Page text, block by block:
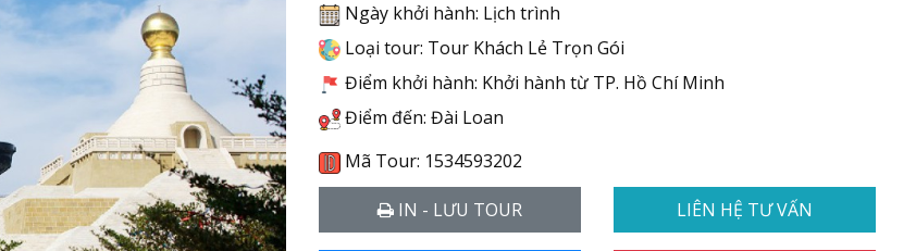
Ngày khởi hành: Lịch trình
Loại tour: Tour Khách Lẻ Trọn Gói
Điểm khởi hành: Khởi hành từ TP. Hồ Chí Minh
Điểm đến: Đài Loan
Mã Tour: 1534593202
IN - LƯU TOUR LIÊN HỆ TƯ VẤN